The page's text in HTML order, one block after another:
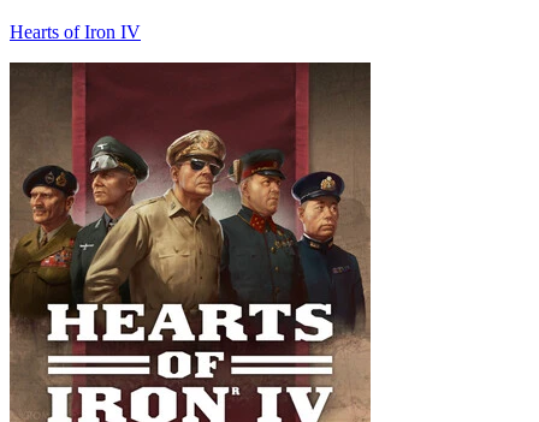
Hearts of Iron IV